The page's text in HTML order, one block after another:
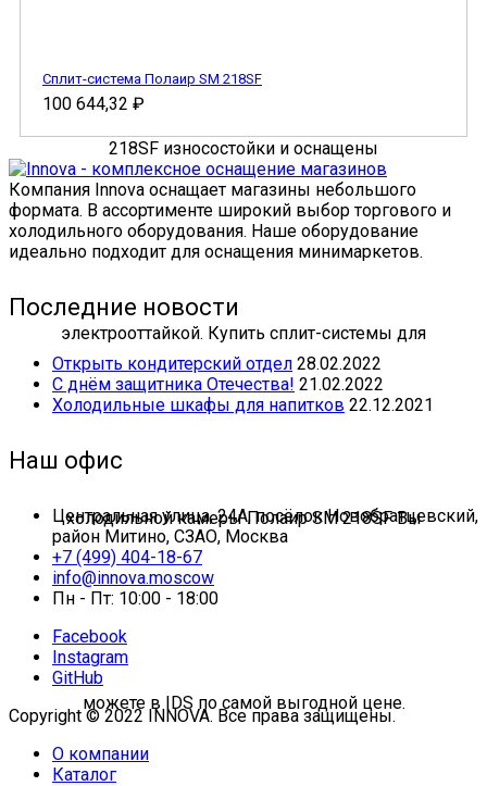
Сплит-система Полаир SM 218SF
100 644,32 ₽
Компания Innova оснащает магазины небольшого
формата. В ассортименте широкий выбор торгового и
холодильного оборудования. Наше оборудование
идеально подходит для оснащения минимаркетов.
Последние новости
Открыть кондитерский отдел 28.02.2022
С днём защитника Отечества! 21.02.2022
Холодильные шкафы для напитков 22.12.2021
Наш офис
Центральная улица, 24А, посёлок Новобратцевский,
район Митино, СЗАО, Москва
+7 (499) 404-18-67
info@innova.moscow
Пн - Пт: 10:00 - 18:00
Facebook
Instagram
GitHub
Copyright © 2022 INNOVA. Все права защищены.
О компании
Каталог